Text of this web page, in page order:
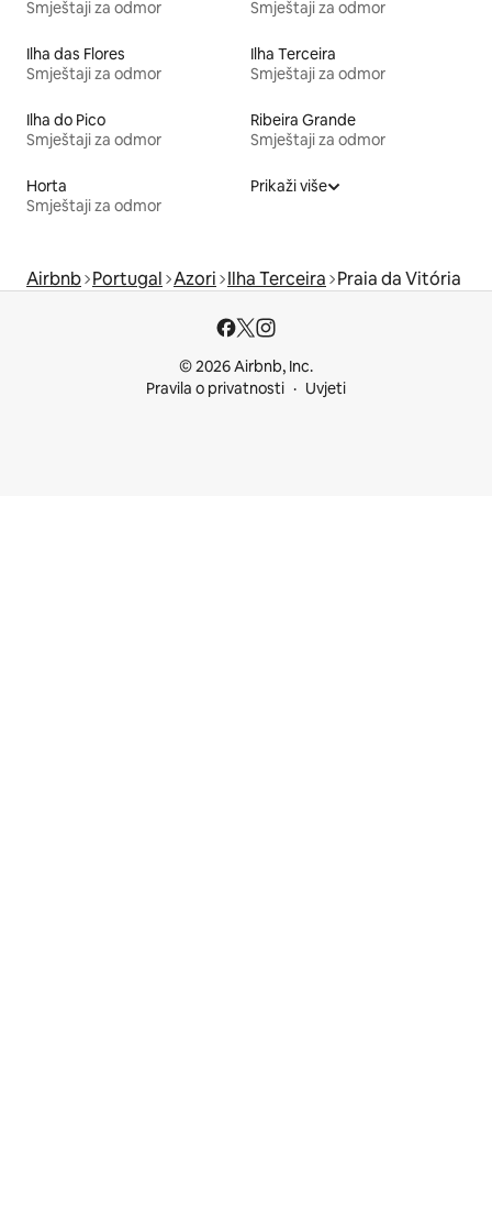
Smještaji za odmor Smještaji za odmor
Ilha das Flores
Smještaji za odmor
Ilha Terceira
Smještaji za odmor
Ilha do Pico
Smještaji za odmor
Ribeira Grande
Smještaji za odmor
Horta
Smještaji za odmor
Prikaži više
Airbnb Portugal Azori Ilha Terceira Praia da Vitória
© 2026 Airbnb, Inc.
Pravila o privatnosti
Uvjeti